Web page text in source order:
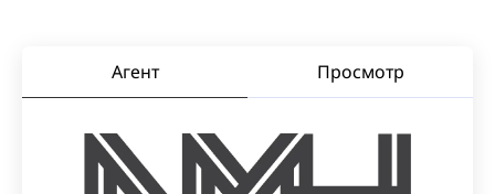
Агент Просмотр